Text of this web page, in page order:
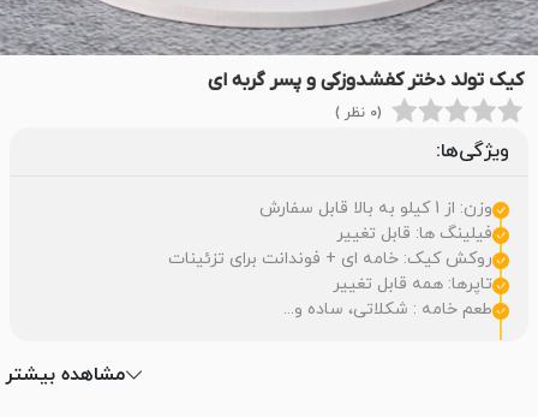
کیک تولد دختر کفشدوزکی و پسر گربه ای
(0 نظر )
ویژگی‌ها:
وزن: از 1 کیلو به بالا قابل سفارش
فیلینگ ها: قابل تغییر
روکش کیک: خامه ای + فوندانت برای تزئینات
تاپرها: همه قابل تغییر
طعم خامه : شکلاتی، ساده و...
مشاهده بیشتر